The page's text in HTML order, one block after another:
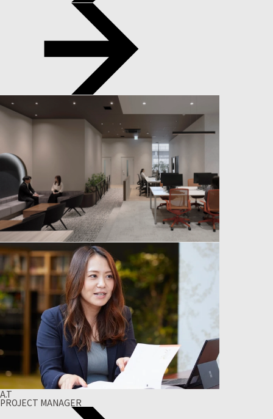
A.T
PROJECT MANAGER